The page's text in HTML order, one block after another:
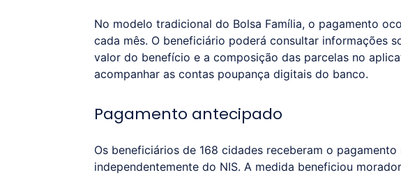
No modelo tradicional do Bolsa Família, o pagamento
cada mês. O beneficiário poderá consultar informações
valor do benefício e a composição das parcelas no
acompanhar as contas poupança digitais do banco.
Pagamento antecipado
Os beneficiários de 168 cidades receberam o
independentemente do NIS. A medida beneficiou